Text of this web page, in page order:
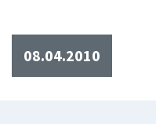
08.04.2010